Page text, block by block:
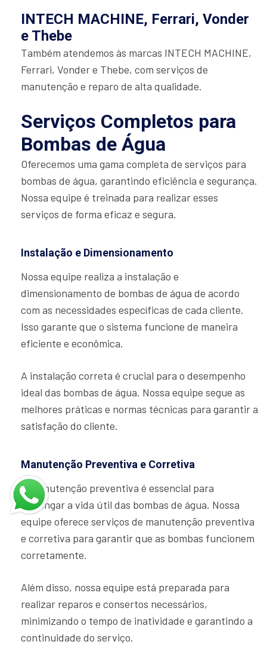
INTECH MACHINE, Ferrari, Vonder
e Thebe
Também atendemos às marcas INTECH MACHINE,
Ferrari, Vonder e Thebe, com serviços de
manutenção e reparo de alta qualidade.
Serviços Completos para
Bombas de Água
Oferecemos uma gama completa de serviços para
bombas de água, garantindo eficiência e segurança.
Nossa equipe é treinada para realizar esses
serviços de forma eficaz e segura.
Instalação e Dimensionamento
Nossa equipe realiza a instalação e
dimensionamento de bombas de água de acordo
com as necessidades específicas de cada cliente.
Isso garante que o sistema funcione de maneira
eficiente e econômica.
A instalação correta é crucial para o desempenho
ideal das bombas de água. Nossa equipe segue as
melhores práticas e normas técnicas para garantir a
satisfação do cliente.
Manutenção Preventiva e Corretiva
A manutenção preventiva é essencial para
prolongar a vida útil das bombas de água. Nossa
equipe oferece serviços de manutenção preventiva
e corretiva para garantir que as bombas funcionem
corretamente.
Além disso, nossa equipe está preparada para
realizar reparos e consertos necessários,
minimizando o tempo de inatividade e garantindo a
continuidade do serviço.